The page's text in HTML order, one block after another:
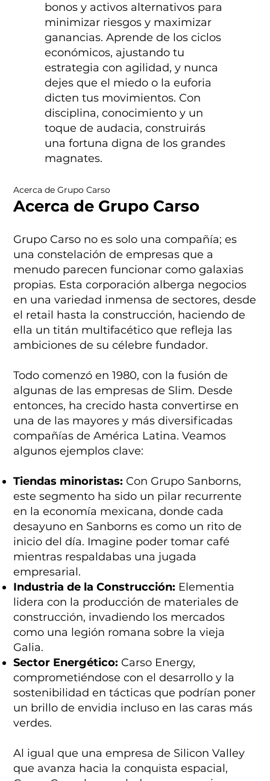
Acerca de Grupo Carso
Acerca de Grupo Carso
Grupo Carso no es solo una compañía; es
una constelación de empresas que a
menudo parecen funcionar como galaxias
propias. Esta corporación alberga negocios
en una variedad inmensa de sectores, desde
el retail hasta la construcción, haciendo de
ella un titán multifacético que refleja las
ambiciones de su célebre fundador.
Todo comenzó en 1980, con la fusión de
algunas de las empresas de Slim. Desde
entonces, ha crecido hasta convertirse en
una de las mayores y más diversificadas
compañías de América Latina. Veamos
algunos ejemplos clave:
Tiendas minoristas: Con Grupo Sanborns,
este segmento ha sido un pilar recurrente
en la economía mexicana, donde cada
desayuno en Sanborns es como un rito de
inicio del día. Imagine poder tomar café
mientras respaldabas una jugada
empresarial.
Industria de la Construcción: Elementia
lidera con la producción de materiales de
construcción, invadiendo los mercados
como una legión romana sobre la vieja
Galia.
Sector Energético: Carso Energy,
comprometiéndose con el desarrollo y la
sostenibilidad en tácticas que podrían poner
un brillo de envidia incluso en las caras más
verdes.
Al igual que una empresa de Silicon Valley
que avanza hacia la conquista espacial,
bonos y activos alternativos para
minimizar riesgos y maximizar
ganancias. Aprende de los ciclos
económicos, ajustando tu
estrategia con agilidad, y nunca
dejes que el miedo o la euforia
dicten tus movimientos. Con
disciplina, conocimiento y un
toque de audacia, construirás
una fortuna digna de los grandes
magnates.